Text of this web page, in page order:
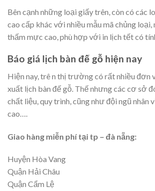
Bên cạnh những loại giấy trên, còn có các
cao cấp khác với nhiều mẫu mã chủng loại,
thấm mực cao, phù hợp với in lịch tết có
Báo giá lịch bàn đế gỗ hiện nay
Hiện nay, trê n thị trường có rất nhiều đơn
xuất lịch bàn đế gỗ. Thế nhưng các cơ sở
chất liệu, quy trình, cũng như đội ngũ nhân
cao….
Giao hàng miễn phí tại tp – đà nẵng:
Huyện Hòa Vang
Quận Hải Châu
Quận Cẩm Lệ